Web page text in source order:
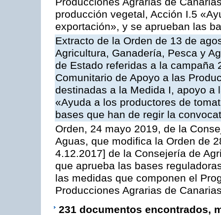
producción vegetal, Acción I.5
exportación», y se aprueban las
Extracto de la Orden de 13 de
Agricultura, Ganadería, Pesca y
de Estado referidas a la campaña
Comunitario de Apoyo a las
destinadas a la Medida I, apoyo a
«Ayuda a los productores de
bases que han de regir la
Orden, 24 mayo 2019, de la
Aguas, que modifica la Orden de
4.12.2017] de la Consejería de
que aprueba las bases
las medidas que componen el
Producciones Agrarias de
231 documentos encontrados,